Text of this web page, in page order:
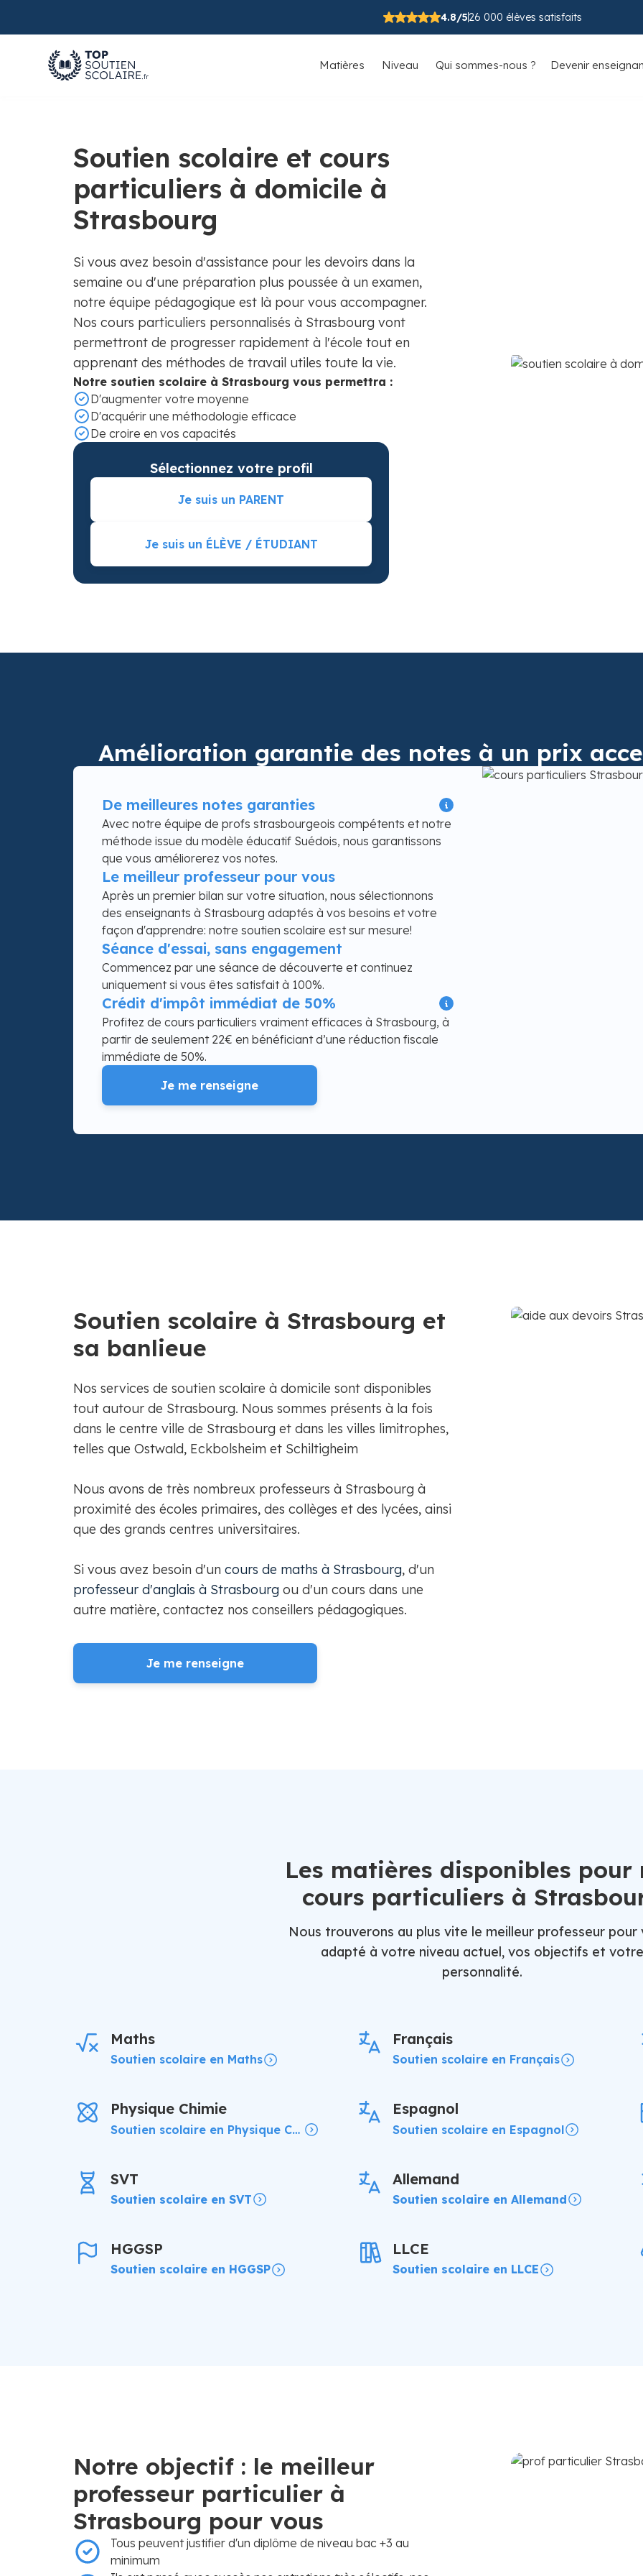
4.8/526 000 élèves satisfaits
Matières Niveau Qui sommes-nous ? Devenir
Soutien scolaire et cours
particuliers à domicile à
Strasbourg
Si vous avez besoin d'assistance pour les devoirs dans la
semaine ou d'une préparation plus poussée à un examen,
notre équipe pédagogique est là pour vous accompagner.
Nos cours particuliers personnalisés à Strasbourg vont
permettront de progresser rapidement à l'école tout en
apprenant des méthodes de travail utiles toute la vie.
Notre soutien scolaire à Strasbourg vous permettra :
D'augmenter votre moyenne
D'acquérir une méthodologie efficace
De croire en vos capacités
Sélectionnez votre profil
Je suis un PARENT
Je suis un ÉLÈVE / ÉTUDIANT
Amélioration garantie des notes à un prix
De meilleures notes garanties
Avec notre équipe de profs strasbourgeois compétents et notre
méthode issue du modèle éducatif Suédois, nous garantissons
que vous améliorerez vos notes.
Le meilleur professeur pour vous
Après un premier bilan sur votre situation, nous sélectionnons
des enseignants à Strasbourg adaptés à vos besoins et votre
façon d'apprendre: notre soutien scolaire est sur mesure!
Séance d'essai, sans engagement
Commencez par une séance de découverte et continuez
uniquement si vous êtes satisfait à 100%.
Crédit d'impôt immédiat de 50%
Profitez de cours particuliers vraiment efficaces à Strasbourg, à
partir de seulement 22€ en bénéficiant d’une réduction fiscale
immédiate de 50%.
Je me renseigne
Soutien scolaire à Strasbourg et
sa banlieue
Nos services de soutien scolaire à domicile sont disponibles
tout autour de Strasbourg. Nous sommes présents à la fois
dans le centre ville de Strasbourg et dans les villes limitrophes,
telles que Ostwald, Eckbolsheim et Schiltigheim
Nous avons de très nombreux professeurs à Strasbourg à
proximité des écoles primaires, des collèges et des lycées, ainsi
que des grands centres universitaires.​
Si vous avez besoin d'un cours de maths à Strasbourg, d'un
professeur d'anglais à Strasbourg ou d'un cours dans une
autre matière, contactez nos conseillers pédagogiques.
Je me renseigne
Les matières disponibles pour
cours particuliers à
Nous trouverons au plus vite le meilleur professeur pour
adapté à votre niveau actuel, vos objectifs et votre
personnalité.
Maths
Soutien scolaire en Maths
Français
Soutien scolaire en Français
Physique Chimie
Soutien scolaire en Physique Chimie
Espagnol
Soutien scolaire en Espagnol
SVT
Soutien scolaire en SVT
Allemand
Soutien scolaire en Allemand
HGGSP
Soutien scolaire en HGGSP
LLCE
Soutien scolaire en LLCE
Notre objectif : le meilleur
professeur particulier à
Strasbourg pour vous
Tous peuvent justifier d'un diplôme de niveau bac +3 au
minimum